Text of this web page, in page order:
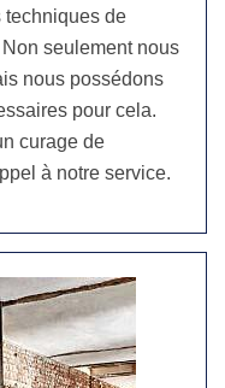
techniques de
seulement nous
nous possédons
pour cela.
curage de
à notre service.